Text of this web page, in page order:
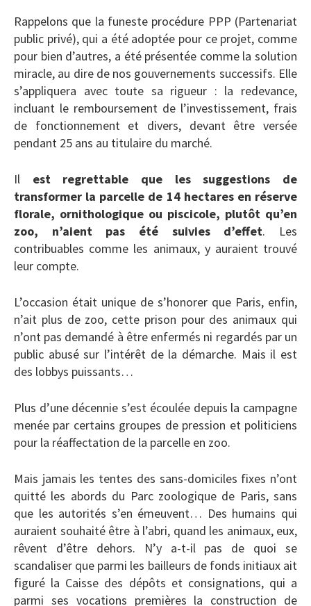
Rappelons que la funeste procédure PPP (Partenariat
public privé), qui a été adoptée pour ce projet, comme
pour bien d’autres, a été présentée comme la solution
miracle, au dire de nos gouvernements successifs. Elle
s’appliquera avec toute sa rigueur : la redevance,
incluant le remboursement de l’investissement, frais
de fonctionnement et divers, devant être versée
pendant 25 ans au titulaire du marché.
Il est regrettable que les suggestions de
transformer la parcelle de 14 hectares en réserve
florale, ornithologique ou piscicole, plutôt qu’en
zoo, n’aient pas été suivies d’effet. Les
contribuables comme les animaux, y auraient trouvé
leur compte.
L’occasion était unique de s’honorer que Paris, enfin,
n’ait plus de zoo, cette prison pour des animaux qui
n’ont pas demandé à être enfermés ni regardés par un
public abusé sur l’intérêt de la démarche. Mais il est
des lobbys puissants…
Plus d’une décennie s’est écoulée depuis la campagne
menée par certains groupes de pression et politiciens
pour la réaffectation de la parcelle en zoo.
Mais jamais les tentes des sans-domiciles fixes n’ont
quitté les abords du Parc zoologique de Paris, sans
que les autorités s’en émeuvent… Des humains qui
auraient souhaité être à l’abri, quand les animaux, eux,
rêvent d’être dehors. N’y a-t-il pas de quoi se
scandaliser que parmi les bailleurs de fonds initiaux ait
figuré la Caisse des dépôts et consignations, qui a
parmi ses vocations premières la construction de